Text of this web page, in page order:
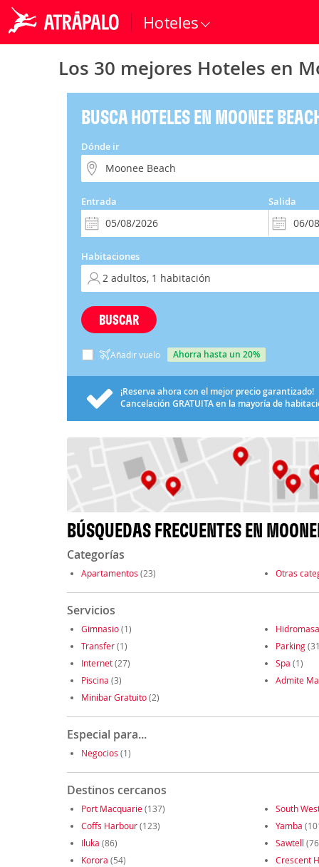
Hoteles
Los 30 mejores Hoteles en
BUSCA HOTELES EN MOONEE
Dónde ir
Entrada Salida
Habitaciones
BUSCAR
Añadir vuelo ahorra hasta un 20%
¡Reserva ahora con el mejor precio garantizado!
Cancelación GRATUITAen la mayoría de
BÚSQUEDAS FRECUENTES EN
Categorías
Apartamentos (23) Otras
Servicios
Gimnasio(1)
Transfer(1) Parking
Internet(27) Spa (1)
Piscina (3) Admite
Minibar Gratuito(2)
Especial para...
Negocios (1)
Destinos cercanos
Port Macquarie(137) South
Coffs Harbour(123) Yamba
Iluka (86) Sawtell
Korora (54) Crescent